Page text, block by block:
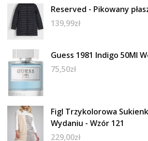
Reserved - Pikowany
139,99zł
Guess 1981 Indigo 50Ml
75,50zł
Figl Trzykolorowa
Wydaniu - Wzór 121
229,00zł